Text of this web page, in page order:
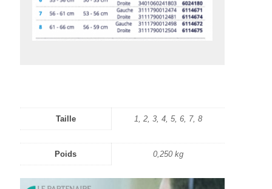
Taille 1, 2, 3, 4, 5, 6, 7, 8
Poids 0,250 kg